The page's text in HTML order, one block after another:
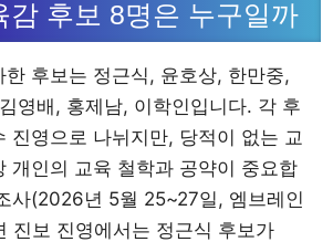
감 후보 8명은 누구일까
한 후보는 정근식, 윤호상, 한만중,
영배, 홍제남, 이학인입니다. 각 후
진영으로 나뉘지만, 당적이 없는 교
개인의 교육 철학과 공약이 중요합
사(2026년 5월 25~27일, 엠브레인
진보 진영에서는 정근식 후보가